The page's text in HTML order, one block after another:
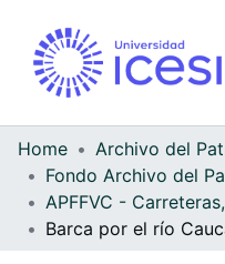
Home
Barca por el río